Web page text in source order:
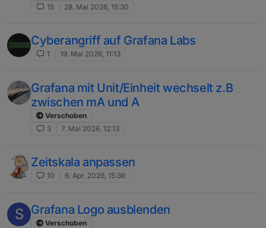
15
28. Mai 2026, 15:30
Cyberangriff auf Grafana Labs
1 19. Mai 2026, 11:13
Grafana mit Unit/Einheit wechselt z.B
zwischen mA und A
Verschoben
3
7. Mai 2026, 12:13
Zeitskala anpassen
10 6. Apr. 2026, 15:36
S Grafana Logo ausblenden
Verschoben